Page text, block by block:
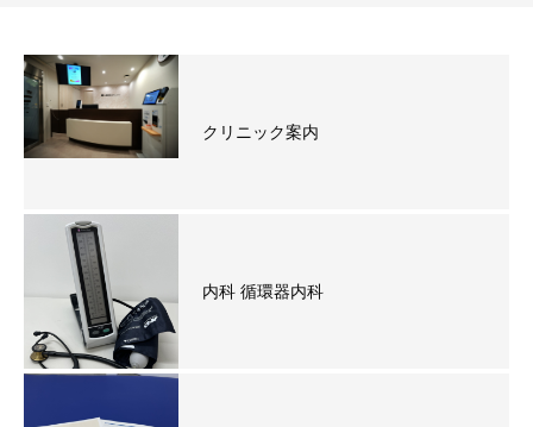
クリニック案内
内科 循環器内科